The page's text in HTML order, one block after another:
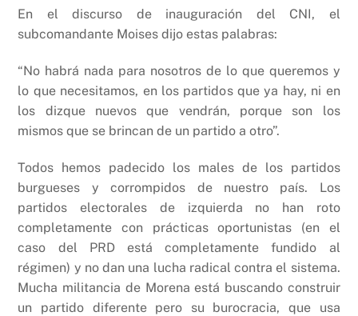
En el discurso de inauguración del CNI, el
subcomandante Moises dijo estas palabras:
“No habrá nada para nosotros de lo que queremos y
lo que necesitamos, en los partidos que ya hay, ni en
los dizque nuevos que vendrán, porque son los
mismos que se brincan de un partido a otro”.
Todos hemos padecido los males de los partidos
burgueses y corrompidos de nuestro país. Los
partidos electorales de izquierda no han roto
completamente con prácticas oportunistas (en el
caso del PRD está completamente fundido al
régimen) y no dan una lucha radical contra el sistema.
Mucha militancia de Morena está buscando construir
un partido diferente pero su burocracia, que usa